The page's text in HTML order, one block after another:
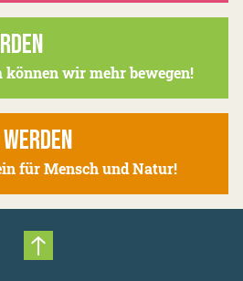
können wir mehr bewegen!
für Mensch und Natur!
Nach oben scrollen